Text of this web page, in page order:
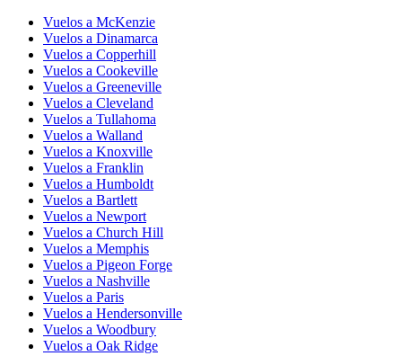
Vuelos a McKenzie
Vuelos a Dinamarca
Vuelos a Copperhill
Vuelos a Cookeville
Vuelos a Greeneville
Vuelos a Cleveland
Vuelos a Tullahoma
Vuelos a Walland
Vuelos a Knoxville
Vuelos a Franklin
Vuelos a Humboldt
Vuelos a Bartlett
Vuelos a Newport
Vuelos a Church Hill
Vuelos a Memphis
Vuelos a Pigeon Forge
Vuelos a Nashville
Vuelos a Paris
Vuelos a Hendersonville
Vuelos a Woodbury
Vuelos a Oak Ridge